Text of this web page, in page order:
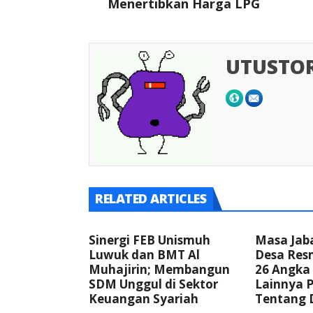
Menertibkan Harga LPG
RELATED ARTICLES
Sinergi FEB Unismuh
Luwuk dan BMT Al
Muhajirin; Membangun
SDM Unggul di Sektor
Keuangan Syariah
Masa
Desa
26
Lainnya
Tentang